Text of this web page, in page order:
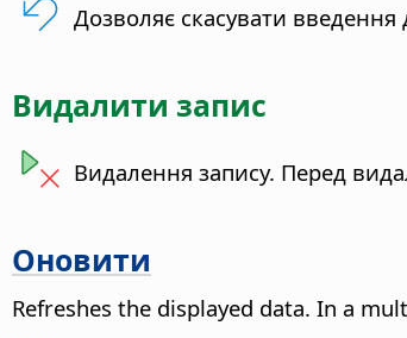
Дозволяє скасувати введення
Видалити запис
Видалення запису. Перед
Оновити
Refreshes the displayed data. In a